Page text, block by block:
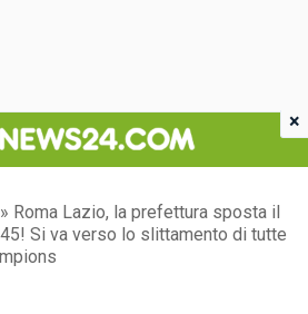
» Roma Lazio, la prefettura sposta il
Si va verso lo slittamento di tutte
×